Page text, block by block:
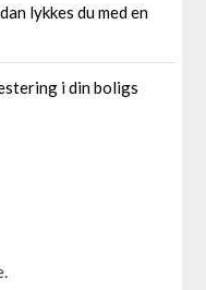
lykkes du med en
i din boligs